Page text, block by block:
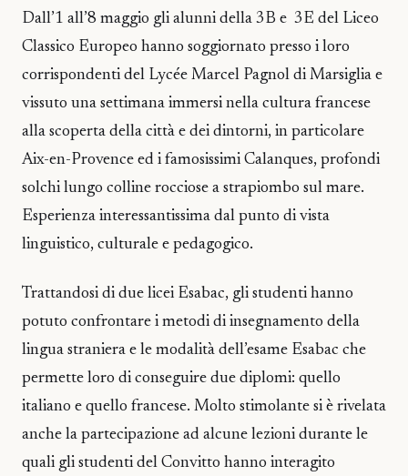
Dall’1 all’8 maggio gli alunni della 3B e 3E del Liceo
Classico Europeo hanno soggiornato presso i loro
corrispondenti del Lycée Marcel Pagnol di Marsiglia e
vissuto una settimana immersi nella cultura francese
alla scoperta della città e dei dintorni, in particolare
Aix-en-Provence ed i famosissimi Calanques, profondi
solchi lungo colline rocciose a strapiombo sul mare.
Esperienza interessantissima dal punto di vista
linguistico, culturale e pedagogico.
Trattandosi di due licei Esabac, gli studenti hanno
potuto confrontare i metodi di insegnamento della
lingua straniera e le modalità dell’esame Esabac che
permette loro di conseguire due diplomi: quello
italiano e quello francese. Molto stimolante si è rivelata
anche la partecipazione ad alcune lezioni durante le
quali gli studenti del Convitto hanno interagito